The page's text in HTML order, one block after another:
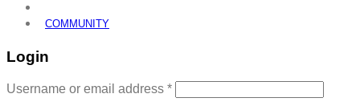
COMMUNITY
Login
Username or email address *Required